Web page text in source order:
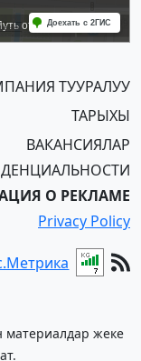
ТУУРАЛУУ
ТАРЫХЫ
ВАКАНСИЯЛАР
О РЕКЛАМЕ
Privacy Policy
материалдар жеке